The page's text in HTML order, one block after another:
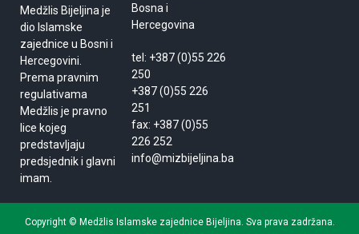
Medžlis Bijeljina je
dio Islamske
zajednice u Bosni i
Hercegovini.
Prema pravnim
regulativama
Medžlis je pravno
lice kojeg
predstavljaju
predsjednik i glavni
imam.
Bosna i
Hercegovina
tel: +387 (0)55 226
250
+387 (0)55 226
251
fax: +387 (0)55
226 252
info@mizbijeljina.ba
Copyright © Medžlis Islamske zajednice Bijeljina. Sva prava zadržana.